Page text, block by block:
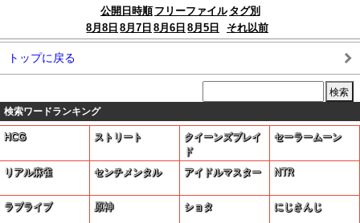
公開日時順 フリーファイル タグ別
8月8日 8月7日 8月6日 8月5日 それ以前
トップに戻る
検索ワードランキング
HCG ストリート
クイーンズブレイ
ド
セーラームーン
リアル麻雀 センチメンタル アイドルマスター NTR
ラブライブ 原神 ショタ にじさんじ